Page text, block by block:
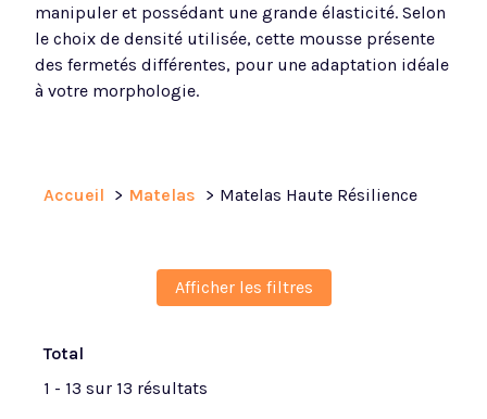
manipuler et possédant une grande élasticité. Selon
le choix de densité utilisée, cette mousse présente
des fermetés différentes, pour une adaptation idéale
à votre morphologie.
Accueil Matelas Matelas Haute Résilience
Afficher les filtres
Total
1 - 13 sur 13 résultats